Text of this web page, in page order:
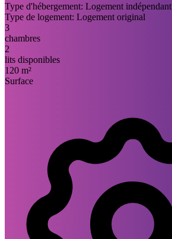
Type d'hébergement: Logement indépendant
Type de logement: Logement original
3
chambres
2
lits disponibles
120 m²
Surface